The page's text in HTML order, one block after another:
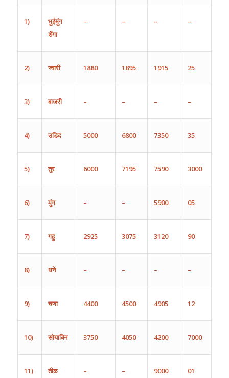
1)
भुईमुंग
शेंगा
– – – –
2) ज्वारी 1880 1895 1915 25
3) बाजरी – – – –
4) उडिद 5000 6800 7350 35
5) तुर 6000 7195 7590 3000
6) मुंग – – 5900 05
7) गहु 2925 3075 3120 90
8) धने – – – –
9) चणा 4400 4500 4905 12
10) सोयाबिन 3750 4050 4200 7000
11) तीळ – – 9000 01